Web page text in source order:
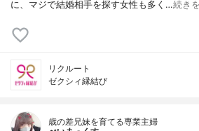
に、マジで結婚相手を探す女性も多く…続き
リクルート
ゼクシィ縁結び
歳の差兄妹を育てる専業主婦